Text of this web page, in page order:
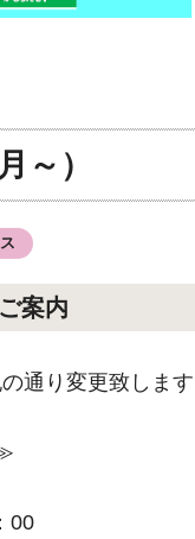
～）
案内
通り変更致しま
00